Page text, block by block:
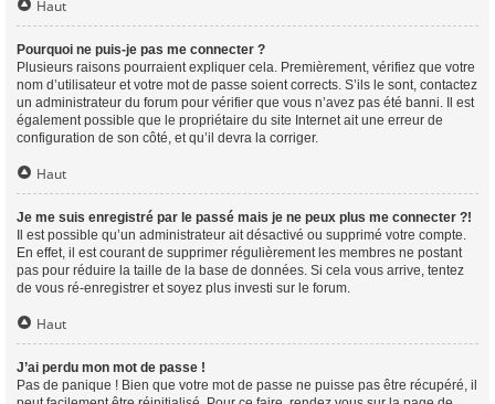
Haut
Pourquoi ne puis-je pas me connecter ?
Plusieurs raisons pourraient expliquer cela. Premièrement, vérifiez que votre
nom d’utilisateur et votre mot de passe soient corrects. S’ils le sont, contactez
un administrateur du forum pour vérifier que vous n’avez pas été banni. Il est
également possible que le propriétaire du site Internet ait une erreur de
configuration de son côté, et qu’il devra la corriger.
Haut
Je me suis enregistré par le passé mais je ne peux plus me connecter ?!
Il est possible qu’un administrateur ait désactivé ou supprimé votre compte.
En effet, il est courant de supprimer régulièrement les membres ne postant
pas pour réduire la taille de la base de données. Si cela vous arrive, tentez
de vous ré-enregistrer et soyez plus investi sur le forum.
Haut
J’ai perdu mon mot de passe !
Pas de panique ! Bien que votre mot de passe ne puisse pas être récupéré, il